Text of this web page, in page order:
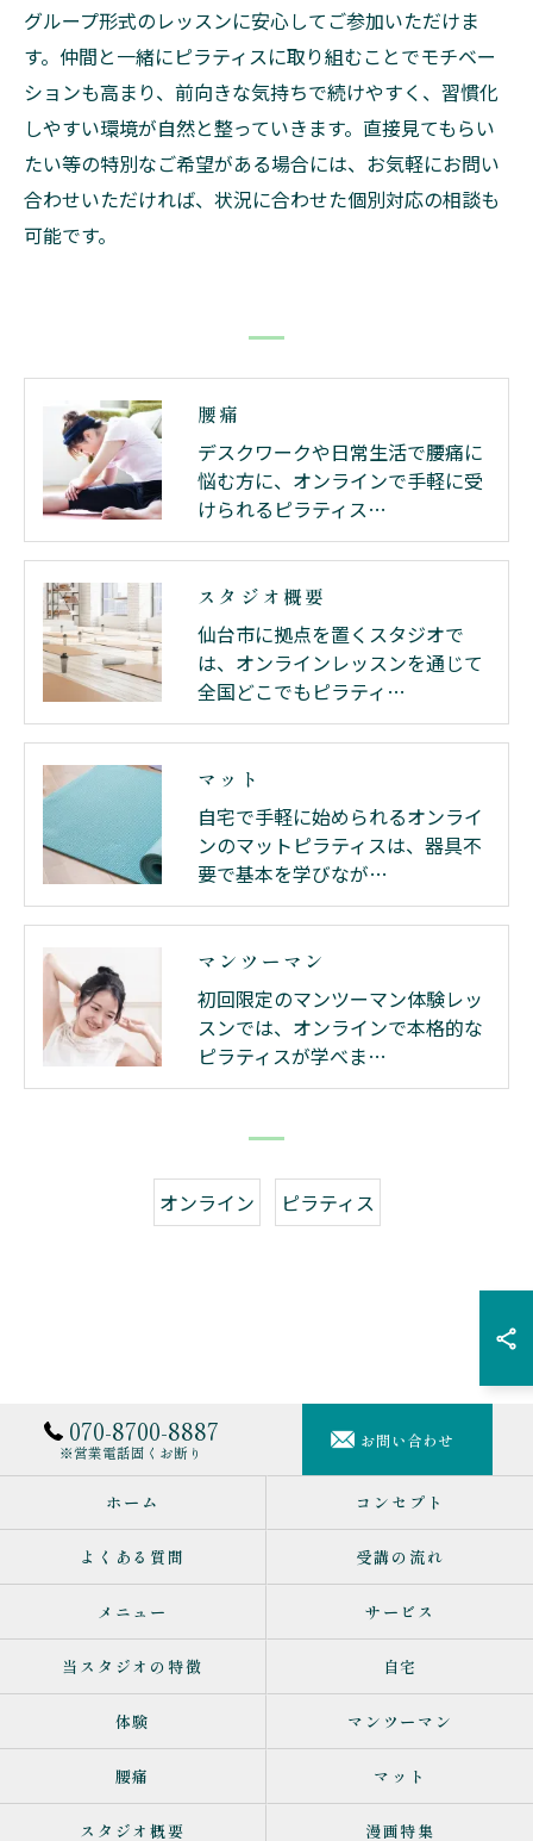
グループ形式のレッスンに安心してご参加いただけま
す。仲間と一緒にピラティスに取り組むことでモチベー
ションも高まり、前向きな気持ちで続けやすく、習慣化
しやすい環境が自然と整っていきます。直接見てもらい
たい等の特別なご希望がある場合には、お気軽にお問い
合わせいただければ、状況に合わせた個別対応の相談も
可能です。
腰痛
デスクワークや日常生活で腰痛に
悩む方に、オンラインで手軽に受
けられるピラティス…
スタジオ概要
仙台市に拠点を置くスタジオで
は、オンラインレッスンを通じて
全国どこでもピラティ…
マット
自宅で手軽に始められるオンライ
ンのマットピラティスは、器具不
要で基本を学びなが…
マンツーマン
初回限定のマンツーマン体験レッ
スンでは、オンラインで本格的な
ピラティスが学べま…
オンライン ピラティス
070-8700-8887
※営業電話固くお断り
お問い合わせ
ホーム コンセプト
よくある質問 受講の流れ
メニュー サービス
当スタジオの特徴 自宅
体験 マンツーマン
腰痛 マット
スタジオ概要 漫画特集